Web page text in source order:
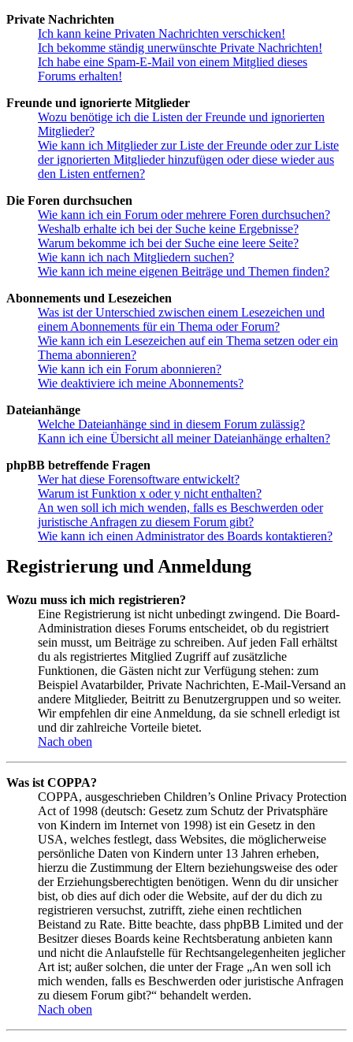
Private Nachrichten
Ich kann keine Privaten Nachrichten verschicken!
Ich bekomme ständig unerwünschte Private Nachrichten!
Ich habe eine Spam-E-Mail von einem Mitglied dieses
Forums erhalten!
Freunde und ignorierte Mitglieder
Wozu benötige ich die Listen der Freunde und ignorierten
Mitglieder?
Wie kann ich Mitglieder zur Liste der Freunde oder zur Liste
der ignorierten Mitglieder hinzufügen oder diese wieder aus
den Listen entfernen?
Die Foren durchsuchen
Wie kann ich ein Forum oder mehrere Foren durchsuchen?
Weshalb erhalte ich bei der Suche keine Ergebnisse?
Warum bekomme ich bei der Suche eine leere Seite?
Wie kann ich nach Mitgliedern suchen?
Wie kann ich meine eigenen Beiträge und Themen finden?
Abonnements und Lesezeichen
Was ist der Unterschied zwischen einem Lesezeichen und
einem Abonnements für ein Thema oder Forum?
Wie kann ich ein Lesezeichen auf ein Thema setzen oder ein
Thema abonnieren?
Wie kann ich ein Forum abonnieren?
Wie deaktiviere ich meine Abonnements?
Dateianhänge
Welche Dateianhänge sind in diesem Forum zulässig?
Kann ich eine Übersicht all meiner Dateianhänge erhalten?
phpBB betreffende Fragen
Wer hat diese Forensoftware entwickelt?
Warum ist Funktion x oder y nicht enthalten?
An wen soll ich mich wenden, falls es Beschwerden oder
juristische Anfragen zu diesem Forum gibt?
Wie kann ich einen Administrator des Boards kontaktieren?
Registrierung und Anmeldung
Wozu muss ich mich registrieren?
Eine Registrierung ist nicht unbedingt zwingend. Die Board-
Administration dieses Forums entscheidet, ob du registriert
sein musst, um Beiträge zu schreiben. Auf jeden Fall erhältst
du als registriertes Mitglied Zugriff auf zusätzliche
Funktionen, die Gästen nicht zur Verfügung stehen: zum
Beispiel Avatarbilder, Private Nachrichten, E-Mail-Versand an
andere Mitglieder, Beitritt zu Benutzergruppen und so weiter.
Wir empfehlen dir eine Anmeldung, da sie schnell erledigt ist
und dir zahlreiche Vorteile bietet.
Nach oben
Was ist COPPA?
COPPA, ausgeschrieben Children’s Online Privacy Protection
Act of 1998 (deutsch: Gesetz zum Schutz der Privatsphäre
von Kindern im Internet von 1998) ist ein Gesetz in den
USA, welches festlegt, dass Websites, die möglicherweise
persönliche Daten von Kindern unter 13 Jahren erheben,
hierzu die Zustimmung der Eltern beziehungsweise des oder
der Erziehungsberechtigten benötigen. Wenn du dir unsicher
bist, ob dies auf dich oder die Website, auf der du dich zu
registrieren versuchst, zutrifft, ziehe einen rechtlichen
Beistand zu Rate. Bitte beachte, dass phpBB Limited und der
Besitzer dieses Boards keine Rechtsberatung anbieten kann
und nicht die Anlaufstelle für Rechtsangelegenheiten jeglicher
Art ist; außer solchen, die unter der Frage „An wen soll ich
mich wenden, falls es Beschwerden oder juristische Anfragen
zu diesem Forum gibt?“ behandelt werden.
Nach oben